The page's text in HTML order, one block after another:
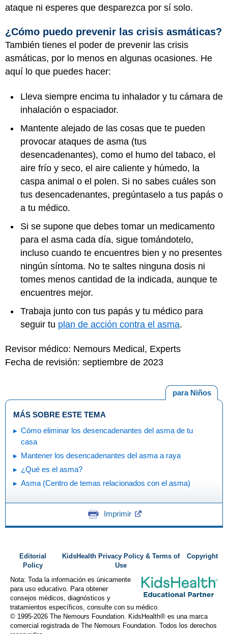
ataque ni esperes que desparezca por sí solo.
¿Cómo puedo prevenir las crisis asmáticas?
También tienes el poder de prevenir las crisis
asmáticas, por lo menos en algunas ocasiones. He
aquí lo que puedes hacer:
Lleva siempre encima tu inhalador y tu cámara de
inhalación o espaciador.
Mantente alejado de las cosas que te pueden
provocar ataques de asma (tus
desencadenantes), como el humo del tabaco, el
aire frío y seco, el aire caliente y húmedo, la
caspa animal o el polen. Si no sabes cuáles son
tus desencadenantes, pregúntaselo a tus papás o
a tu médico.
Si se supone que debes tomar un medicamento
para el asma cada día, sigue tomándotelo,
incluso cuando te encuentres bien y no presentes
ningún síntoma. No te saltes ninguna dosis ni
tomes menos cantidad de la indicada, aunque te
encuentres mejor.
Trabaja junto con tus papás y tu médico para
seguir tu plan de acción contra el asma.
Revisor médico: Nemours Medical, Experts
Fecha de revisión: septiembre de 2023
para Niños
MÁS SOBRE ESTE TEMA
Cómo eliminar los desencadenantes del asma de tu
casa
Mantener los desencadenantes del asma a raya
¿Qué es el asma?
Asma (Centro de temas relacionados con el asma)
Imprimir
Editorial
Policy
KidsHealth Privacy Policy & Terms of
Use
Copyright
Nota: Toda la información es únicamente
para uso educativo. Para obtener
consejos médicos, diagnósticos y
tratamientos específicos, consulte con su médico.
© 1995-2026 The Nemours Foundation. KidsHealth® es una marca
comercial registrada de The Nemours Foundation. Todos los derechos